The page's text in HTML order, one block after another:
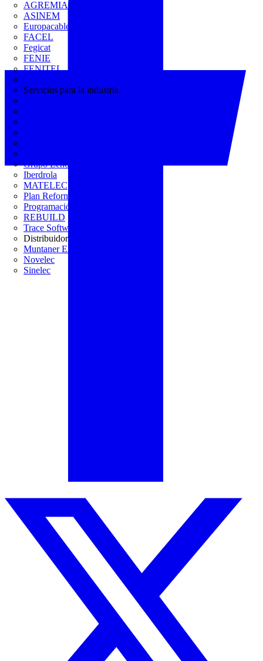
AGREMIA
ASINEM
Europacable
FACEL
Fegicat
FENIE
FENITEL
Servicios para la industria
Grupo Lenor
Iberdrola
MATELEC
Plan Reforma
Programación Integral
REBUILD
Trace Software
Distribuidor
Muntaner Electro
Novelec
Sinelec